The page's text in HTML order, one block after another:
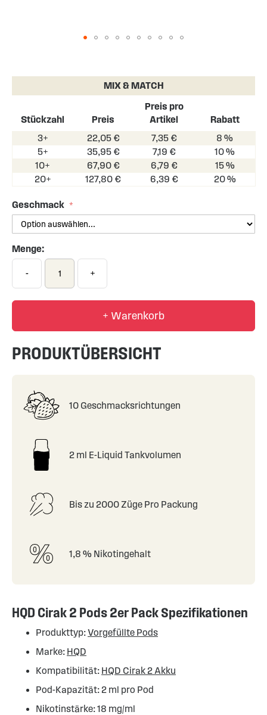
the
the
gallery
MIX & MATCH
Stückzahl Preis
Preis pro
Artikel
Rabatt
3+
22,05 € 7,35 €
8 %
5+
35,95 € 7,19 €
10 %
10+
67,90 € 6,79 €
15 %
20+
127,80 € 6,39 € 20 %
Geschmack
Menge:
- +
+ Warenkorb
PRODUKTÜBERSICHT
10 Geschmacksrichtungen
2 ml E-Liquid Tankvolumen
Bis zu 2000 Züge Pro Packung
1,8 % Nikotingehalt
HQD Cirak 2 Pods 2er Pack Spezifikationen
Produkttyp:Vorgefüllte Pods
Marke: HQD
Kompatibilität: HQD Cirak 2 Akku
Pod-Kapazität: 2 ml pro Pod
Nikotinstärke: 18 mg/ml